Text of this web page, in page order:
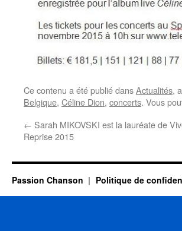
Ce contenu a été publié dansActualités,
Belgique, Céline Dion, concerts. Vous
← Sarah MIKOVSKI est la lauréate de
Reprise 2015
Passion Chanson Politique de